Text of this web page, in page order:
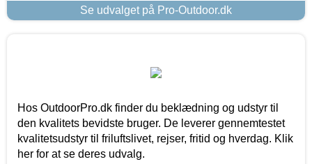
Se udvalget på Pro-Outdoor.dk
Hos OutdoorPro.dk finder du beklædning og udstyr til
den kvalitets bevidste bruger. De leverer gennemtestet
kvalitetsudstyr til friluftslivet, rejser, fritid og hverdag. Klik
her for at se deres udvalg.